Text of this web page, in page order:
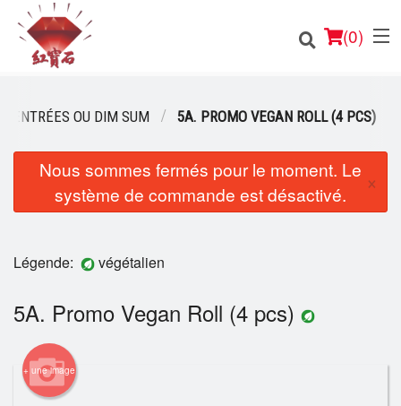
(0)
Commander en ligne
Emplacement
Panier (0)
ENTRÉES OU DIM SUM 5A. PROMO VEGAN ROLL (4 PCS)
Nous sommes fermés pour le moment. Le
système de commande est désactivé.
×
Légende: végétalien
5A. Promo Vegan Roll (4 pcs)
+ une image